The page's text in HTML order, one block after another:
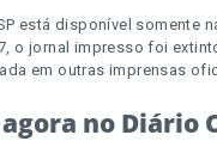
está disponível somente
o jornal impresso foi
em outras imprensas
no Diário